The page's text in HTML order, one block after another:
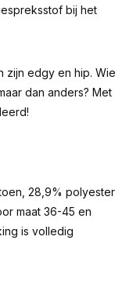
bij het
zijn edgy en hip. Wie
dan anders? Met
28,9% polyester
maat 36-45 en
is volledig